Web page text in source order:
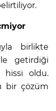
birlikte
getirdiği
hissi oldu.
bir çözüm